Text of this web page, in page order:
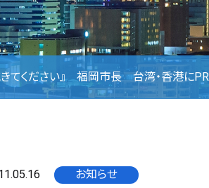
きてください』 福岡市長 台湾・香港にPR
お知らせ